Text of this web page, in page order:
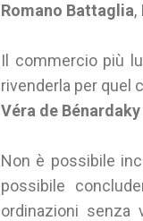
Romano Battaglia,
Il commercio più
rivenderla per quel
Véra de
Non è possibile
possibile
ordinazioni